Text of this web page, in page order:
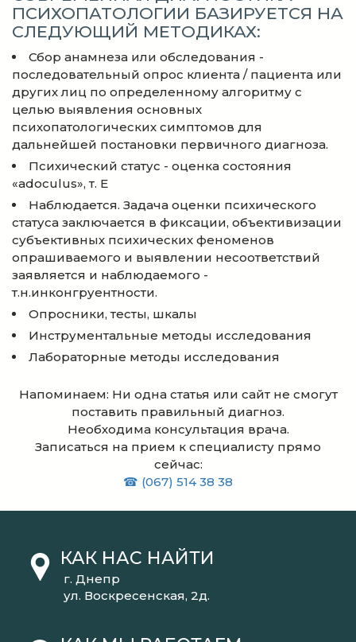
ПСИХОПАТОЛОГИИ БАЗИРУЕТСЯ НА
СЛЕДУЮЩИЙ МЕТОДИКАХ:
Сбор анамнеза или обследования -
последовательный опрос клиента / пациента или
других лиц по определенному алгоритму с
целью выявления основных
психопатологических симптомов для
дальнейшей постановки первичного диагноза.
Психический статус - оценка состояния
«adoculus», т. Е
Наблюдается. Задача оценки психического
статуса заключается в фиксации, объективизации
субъективных психических феноменов
опрашиваемого и выявлении несоответствий
заявляется и наблюдаемого -
т.н.инконгруентности.
Опросники, тесты, шкалы
Инструментальные методы исследования
Лабораторные методы исследования
Напоминаем: Ни одна статья или сайт не смогут
поставить правильный диагноз.
Необходима консультация врача.
Записаться на прием к специалисту прямо
сейчас:
☎ (067) 514 38 38
КАК НАС НАЙТИ
г. Днепр
ул. Воскресенская, 2д.